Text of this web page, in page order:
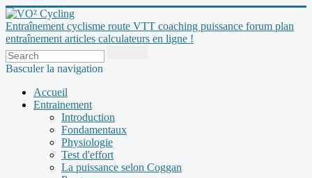
Entraînement cyclisme route VTT coaching puissance forum plan
entraînement articles calculateurs en ligne !
Basculer la navigation
Accueil
Entrainement
Introduction
Fondamentaux
Physiologie
Test d'effort
La puissance selon Coggan